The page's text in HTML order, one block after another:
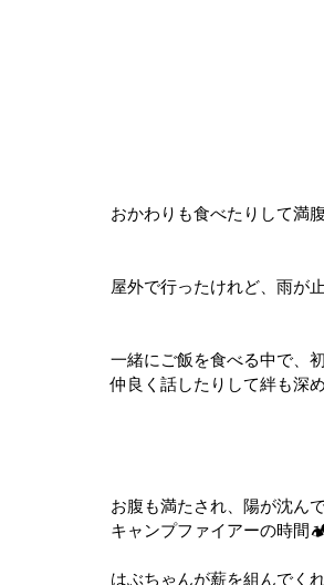
おかわりも食べたりして満
屋外で行ったけれど、雨が
一緒にご飯を食べる中で、
仲良く話したりして絆も深
お腹も満たされ、陽が沈ん
キャンプファイアーの時間
はぶちゃんが薪を組んでくれ